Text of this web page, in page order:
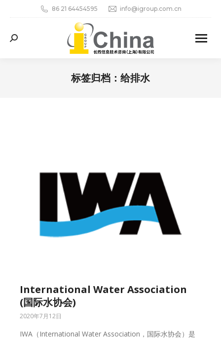
86 21 64454595 info@igroup.com.cn
Search:
标签归档： 给排水
International Water Association
(国际水协会)
2020年7月12日
IWA（International Water Association，国际水协会）是